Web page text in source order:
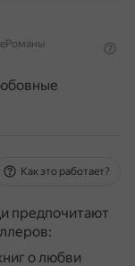
Как это работает?
предпочитают
о любви